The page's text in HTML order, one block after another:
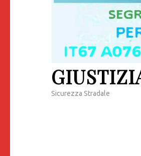
Sicurezza Stradale